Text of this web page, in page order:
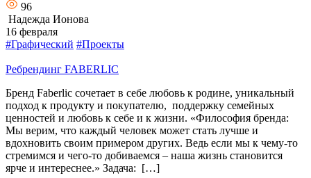
96
Надежда Ионова
16 февраля
#Графический #Проекты
Ребрендинг FABERLIC
Бренд Faberlic сочетает в себе любовь к родине, уникальный
подход к продукту и покупателю, поддержку семейных
ценностей и любовь к себе и к жизни. «Философия бренда:
Мы верим, что каждый человек может стать лучше и
вдохновить своим примером других. Ведь если мы к чему-то
стремимся и чего-то добиваемся – наша жизнь становится
ярче и интереснее.» Задача: […]